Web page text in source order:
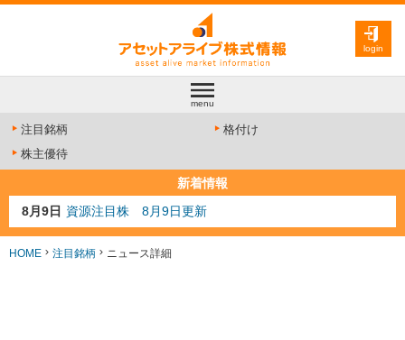
login
menu
注目銘柄
格付け
株主優待
新着情報
8月9日 資源注目株 8月9日更新
8月4日 AI注目株 8月4日更新
8月3日 人気業種注目株 8月3日更新
HOME 注目銘柄 ニュース詳細